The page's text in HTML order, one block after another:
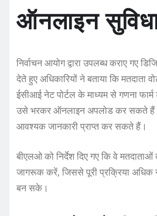
ऑनलाइन
निर्वाचन आयोग द्वारा उपलब्ध कराए गए
देते हुए अधिकारियों ने बताया कि मतदाता
ईसीआई नेट पोर्टल के माध्यम से गणना
उसे भरकर ऑनलाइन अपलोड कर सकते हैं
आवश्यक जानकारी प्राप्त कर सकते हैं।
बीएलओ को निर्देश दिए गए कि वे
जागरूक करें, जिससे पूरी प्रक्रिया अधिक
बन सके।